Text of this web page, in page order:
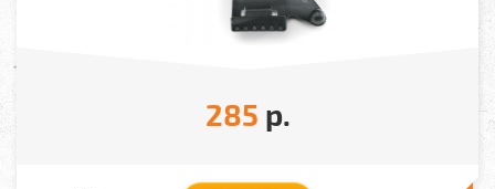
285 р.